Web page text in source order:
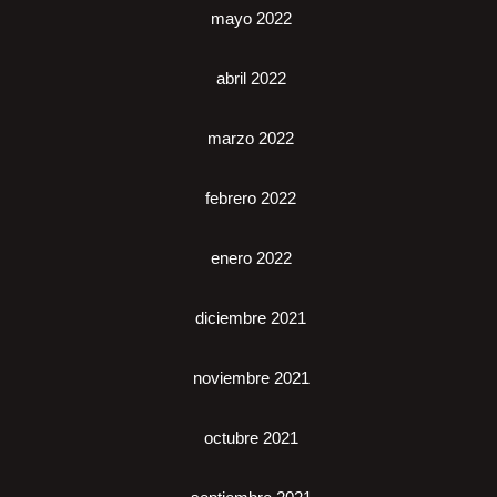
mayo 2022
abril 2022
marzo 2022
febrero 2022
enero 2022
diciembre 2021
noviembre 2021
octubre 2021